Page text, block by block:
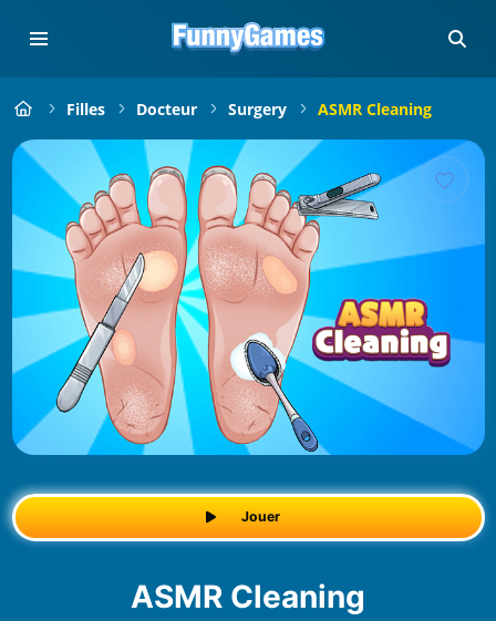
Filles Docteur Surgery ASMR Cleaning
Jouer
ASMR Cleaning